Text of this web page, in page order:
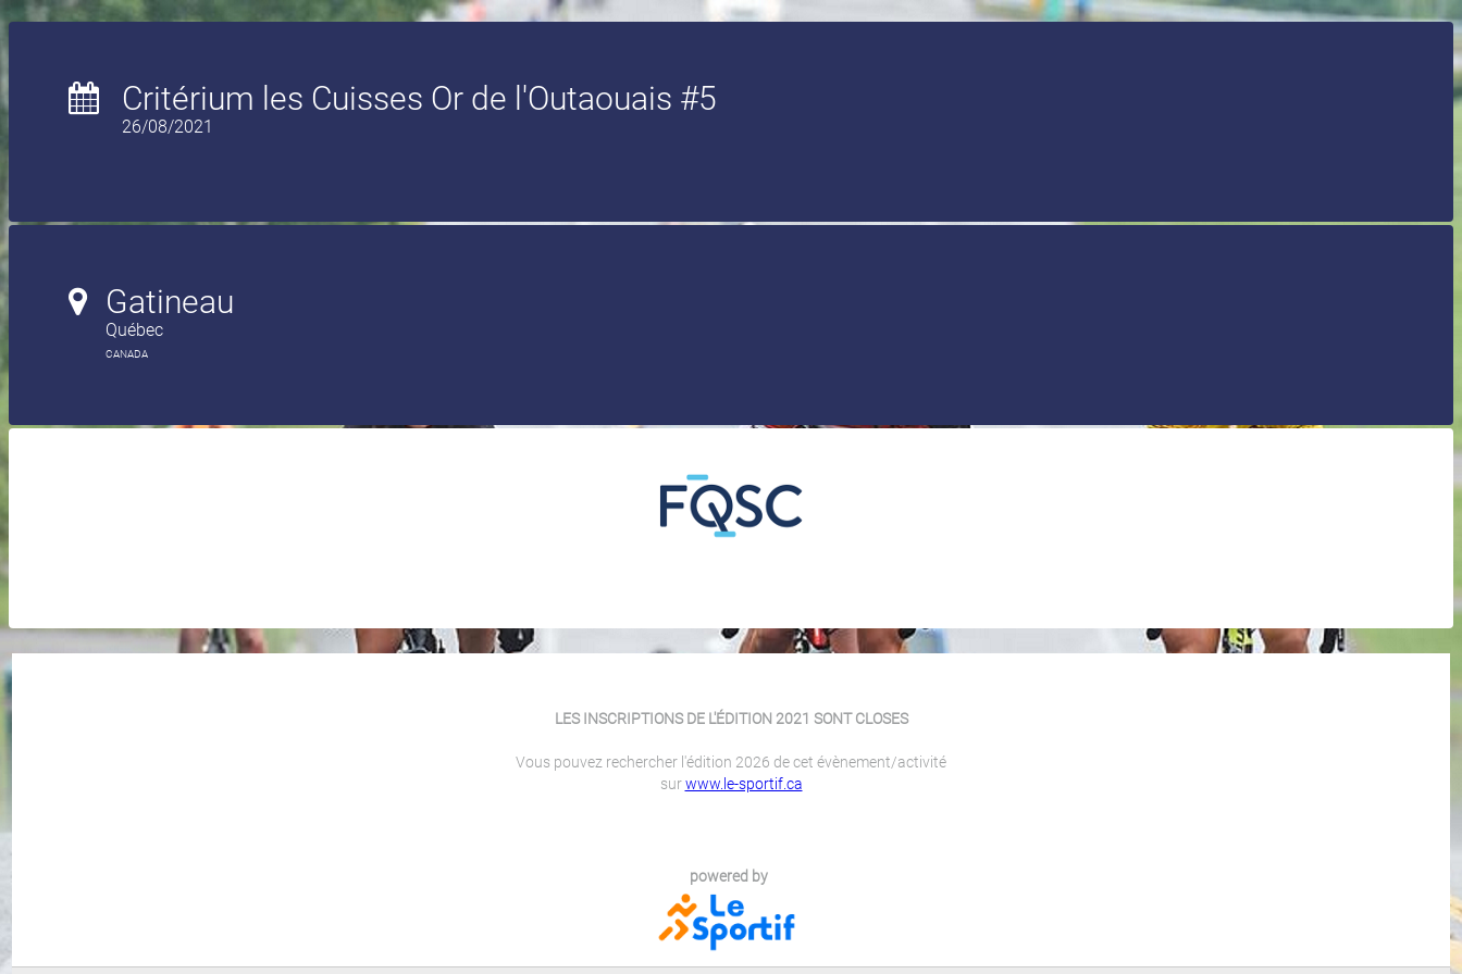
Critérium les Cuisses Or de l'Outaouais #5
26/08/2021
Gatineau
Québec
CANADA
LES INSCRIPTIONS DE L'ÉDITION 2021 SONT CLOSES
Vous pouvez rechercher l'édition 2026 de cet évènement/activité
surwww.le-sportif.ca
powered by